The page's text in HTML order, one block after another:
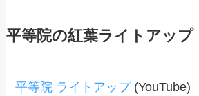
平等院の紅葉ライトアップ
平等院 ライトアップ(YouTube)